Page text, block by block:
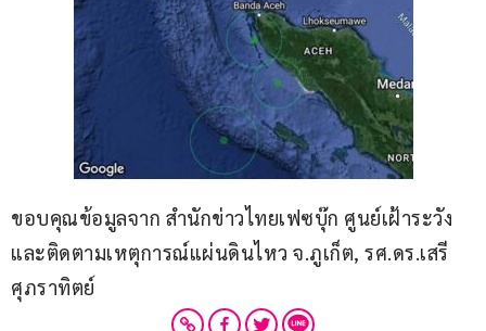
ขอบคุณข้อมูลจาก สำนักข่าวไทยเฟซบุ๊ก ศูนย์เฝ้าระวัง
และติดตามเหตุการณ์แผ่นดินไหว จ.ภูเก็ต, รศ.ดร.เสรี
ศุภราทิตย์